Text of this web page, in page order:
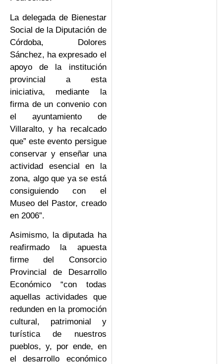
La delegada de Bienestar
Social de la Diputación de
Córdoba, Dolores
Sánchez, ha expresado el
apoyo de la institución
provincial a esta
iniciativa, mediante la
firma de un convenio con
el ayuntamiento de
Villaralto, y ha recalcado
que” este evento persigue
conservar y enseñar una
actividad esencial en la
zona, algo que ya se está
consiguiendo con el
Museo del Pastor, creado
en 2006”.
Asimismo, la diputada ha
reafirmado la apuesta
firme del Consorcio
Provincial de Desarrollo
Económico “con todas
aquellas actividades que
redunden en la promoción
cultural, patrimonial y
turística de nuestros
pueblos, y, por ende, en
el desarrollo económico